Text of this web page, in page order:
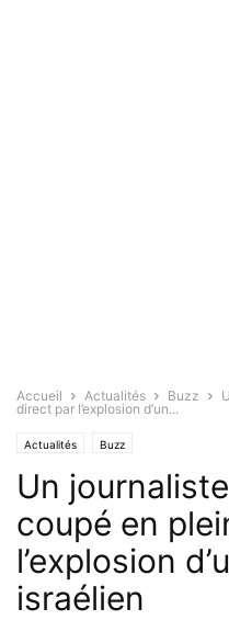
Accueil Actualités Buzz
direct par l’explosion d’un...
Actualités Buzz
Un
coupé en
l’explosion
israélien